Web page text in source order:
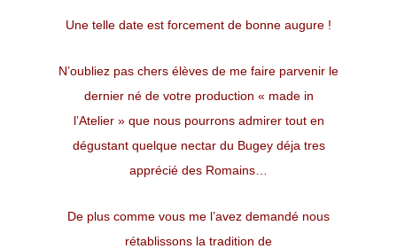
Une telle date est forcement de bonne augure !
​N’oubliez pas chers élèves de me faire parvenir le
dernier né de votre production « made in
l’Atelier » que nous pourrons admirer tout en
dégustant quelque nectar du Bugey déja tres
apprécié des Romains…
De plus comme vous me l’avez demandé nous
rétablissons la tradition de